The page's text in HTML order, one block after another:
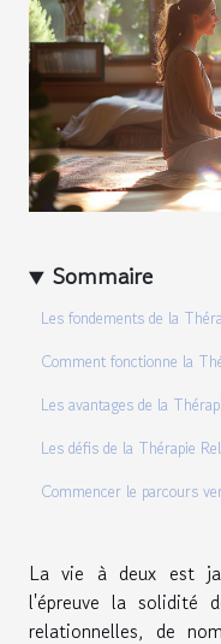
Sommaire
Les fondements de la
Comment fonctionne la
Les avantages de la
Les défis de la Thérapie
Commencer le parcours
La vie à deux est
l'épreuve la solidité
relationnelles, de